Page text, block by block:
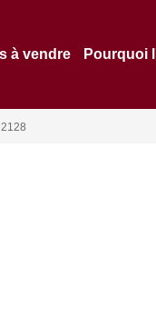
à vendre Pourquoi